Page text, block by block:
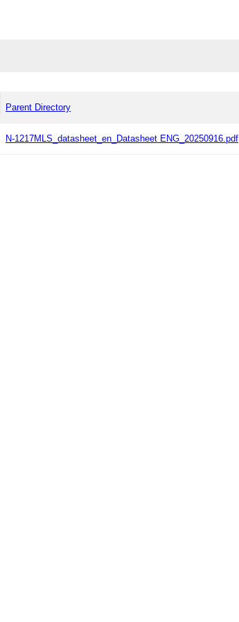
Parent Directory
N-1217MLS_datasheet_en_Datasheet ENG_20250916.pdf